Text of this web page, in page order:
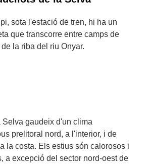
sota l'estació de tren, hi ha un
que transcorre entre camps de
la riba del riu Onyar.
Selva gaudeix d'un clima
prelitoral nord, a l'interior, i de
la costa. Els estius són calorosos i
a excepció del sector nord-oest de